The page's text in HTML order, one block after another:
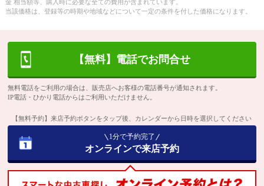
金 相当額等、購入時に必要な全ての費用が含まれています。
当該価格は、登録等の時期や地域などについて一定の条件を付した価格になります。
【無料】電話でお問合せ
無料電話をご利用の場合は、販売店へお客様の電話番号が通知されます。
IP電話・ひかり電話からはご利用いただけません。
【無料予約】来店予約ボタンをタップ後、カレンダーから日時を選択してください
1分で予約完了
オンラインで来店予約